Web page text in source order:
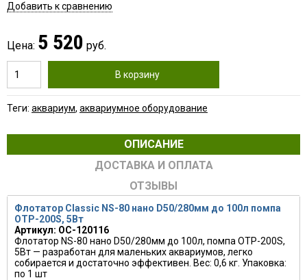
Добавить к сравнению
Цена: 5 520 руб.
В корзину
Теги: аквариум, аквариумное оборудование
ОПИСАНИЕ
ДОСТАВКА И ОПЛАТА
ОТЗЫВЫ
Флотатор Classic NS-80 нано D50/280мм до 100л помпа
ОТР-200S, 5Вт
Артикул: OC-120116
Флотатор NS-80 нано D50/280мм до 100л, помпа ОТР-200S,
5Вт — разработан для маленьких аквариумов, легко
собирается и достаточно эффективен. Вес: 0,6 кг. Упаковка:
по 1 шт